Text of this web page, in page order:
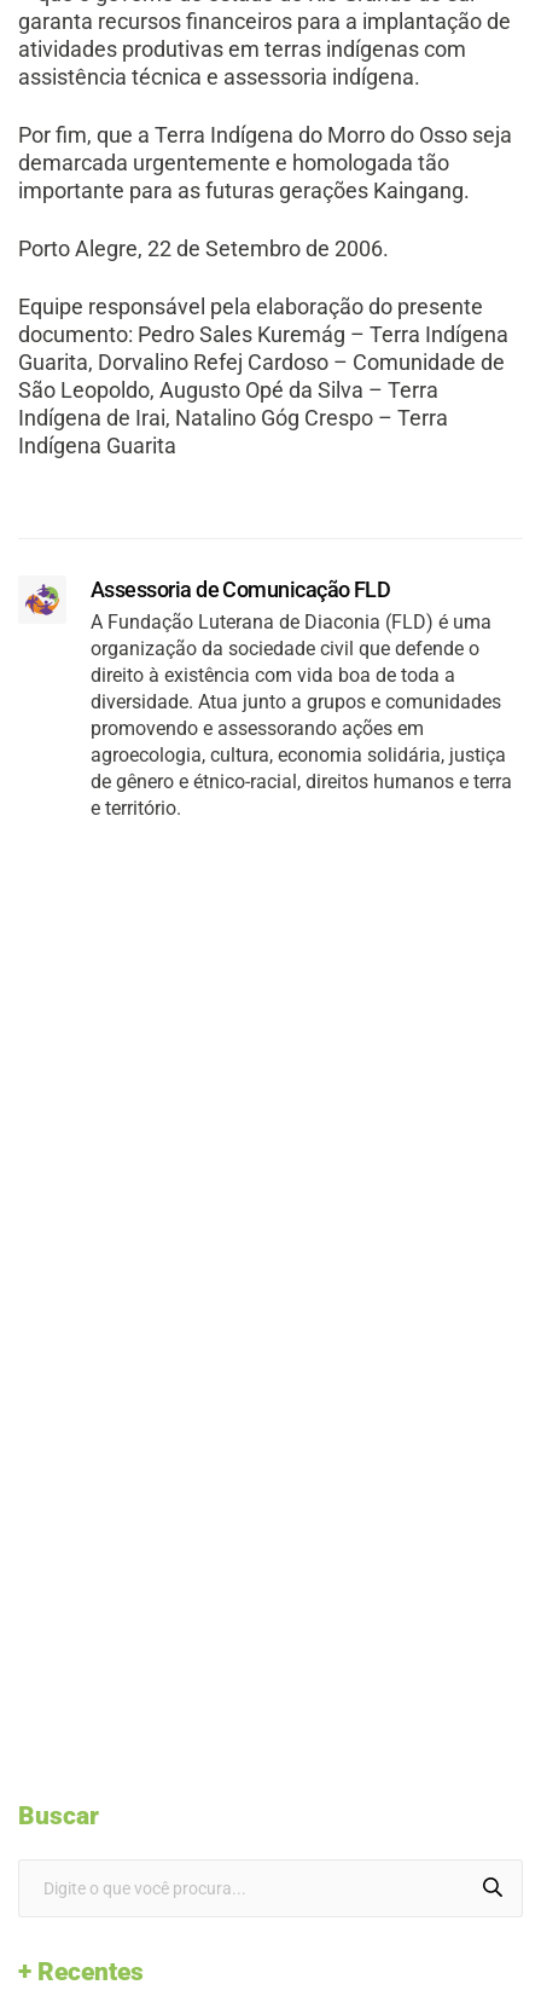
garanta recursos financeiros para a implantação de
atividades produtivas em terras indígenas com
assistência técnica e assessoria indígena.
Por fim, que a Terra Indígena do Morro do Osso seja
demarcada urgentemente e homologada tão
importante para as futuras gerações Kaingang.
Porto Alegre, 22 de Setembro de 2006.
Equipe responsável pela elaboração do presente
documento: Pedro Sales Kuremág – Terra Indígena
Guarita, Dorvalino Refej Cardoso – Comunidade de
São Leopoldo, Augusto Opé da Silva – Terra
Indígena de Irai, Natalino Góg Crespo – Terra
Indígena Guarita
Assessoria de Comunicação FLD
A Fundação Luterana de Diaconia (FLD) é uma
organização da sociedade civil que defende o
direito à existência com vida boa de toda a
diversidade. Atua junto a grupos e comunidades
promovendo e assessorando ações em
agroecologia, cultura, economia solidária, justiça
de gênero e étnico-racial, direitos humanos e terra
e território.
Buscar
+ Recentes